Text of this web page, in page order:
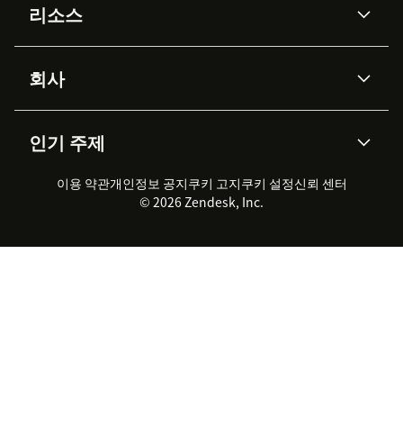
Zendesk AI
Advanced Data Privacy &
Protection
지식창고
워크포스 관리
실시간 채팅
클라이언트 포털
리소스
API & 개발자
AI 리서치
이벤트 & 웨비나
고객 사례
회사
채용 정보
지속 가능성 보고서
Zendesk Foundation
법적 정보
인기 주제
2026 CX 트렌드
제품 업데이트
고객 서비스 소프트웨어
헬프 데스크 통합 티켓 관리 소
이용 약관개인정보 공지쿠키 고지쿠키 설정신뢰 센터
© 2026 Zendesk, Inc.